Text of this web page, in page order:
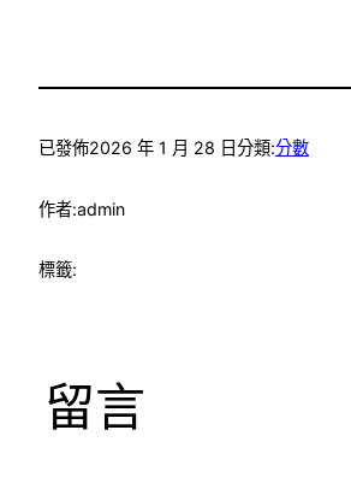
已發佈2026 年 1 月 28 日分類:分數
作者:admin
標籤:
留言